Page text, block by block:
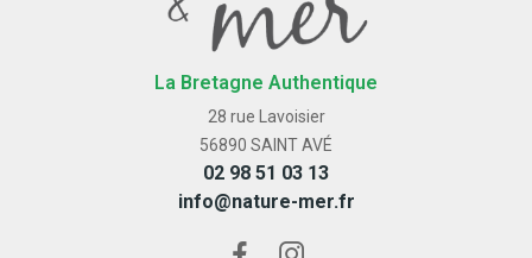
La Bretagne Authentique
28 rue Lavoisier
56890 SAINT AVÉ
02 98 51 03 13
info@nature-mer.fr